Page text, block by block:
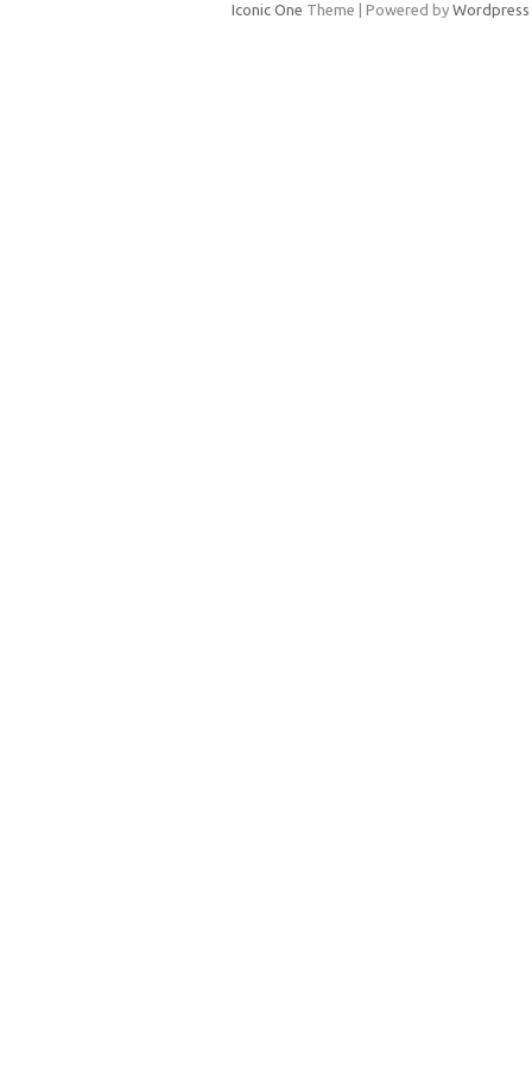
Iconic One Theme | Powered by Wordpress